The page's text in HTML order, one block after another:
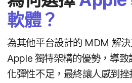
軟體？
為​其他​平台​設計​的 MDM 解
Apple 獨特​架構​的​優勢，​導
化彈性​不足，​最終​讓​人​感到​挫